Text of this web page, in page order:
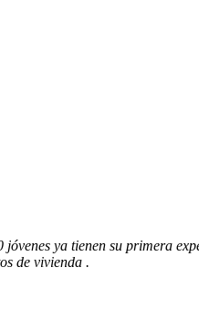
jóvenes ya tienen su primera
de vivienda .